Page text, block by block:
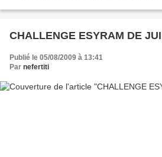
CHALLENGE ESYRAM DE
Publié le 05/08/2009 à 13:41
Par nefertiti